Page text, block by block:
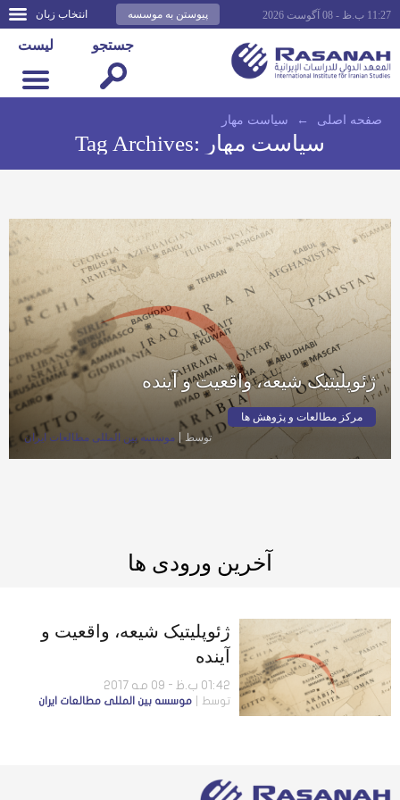
انتخاب زبان پیوستن به موسسه 11:27 ب.ظ - 08 آگوست 2026
لیست جستجو
صفحه اصلى ← سیاست مهار
Tag Archives: سیاست مهار
ژئوپلیتیک شیعه، واقعیت و آینده
مرکز مطالعات و پژوهش ها
توسط
موسسه بين المللى مطالعات ايران
آخرین ورودی ها
ژئوپلیتیک شیعه، واقعیت و
آینده
01:42 ب.ظ - 09 مه 2017
توسط موسسه بين المللى مطالعات ايران